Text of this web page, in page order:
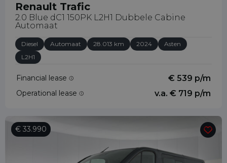
Renault Trafic
2.0 Blue dC1 150PK L2H1 Dubbele Cabine
Automaat
Diesel Automaat 28.013 km 2024
Asten
L2H1
Financial lease € 539 p/m
Operational lease v.a. € 719 p/m
€ 33.990